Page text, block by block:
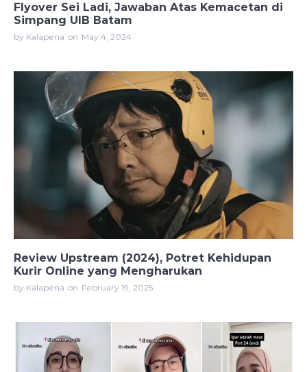
Flyover Sei Ladi, Jawaban Atas Kemacetan di
Simpang UIB Batam
by Kalapena on May 4, 2024
Review Upstream (2024), Potret Kehidupan
Kurir Online yang Mengharukan
by Kalapena on February 19, 2025